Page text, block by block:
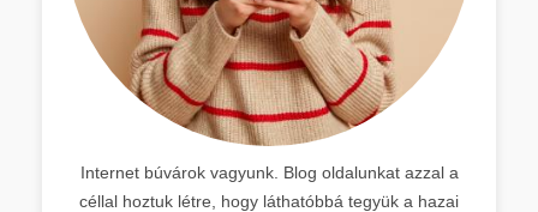
Internet búvárok vagyunk. Blog oldalunkat azzal a
céllal hoztuk létre, hogy láthatóbbá tegyük a hazai